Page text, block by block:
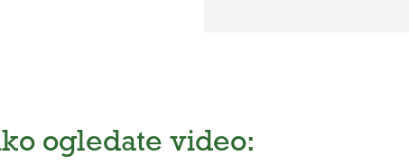
ogledate video: